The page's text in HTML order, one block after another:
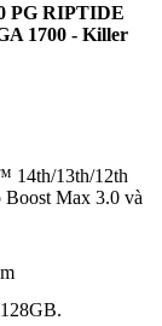
PG RIPTIDE
1700 - Killer
14th/13th/12th
Boost Max 3.0 và